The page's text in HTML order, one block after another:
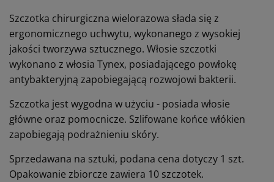
Szczotka chirurgiczna wielorazowa słada się z
ergonomicznego uchwytu, wykonanego z wysokiej
jakości tworzywa sztucznego. Włosie szczotki
wykonano z włosia Tynex, posiadającego powłokę
antybakteryjną zapobiegającą rozwojowi bakterii.
Szczotka jest wygodna w użyciu - posiada włosie
główne oraz pomocnicze. Szlifowane końce włókien
zapobiegają podrażnieniu skóry.
Sprzedawana na sztuki, podana cena dotyczy 1 szt.
Opakowanie zbiorcze zawiera 10 szczotek.